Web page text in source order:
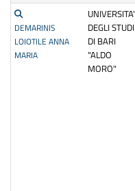
DEMARINIS
LOIOTILE ANNA
MARIA
UNIVERSITA'
DEGLI STUDI
DI BARI
"ALDO
MORO"